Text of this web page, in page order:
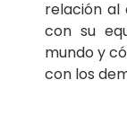
relación al
con su
mundo y
con los